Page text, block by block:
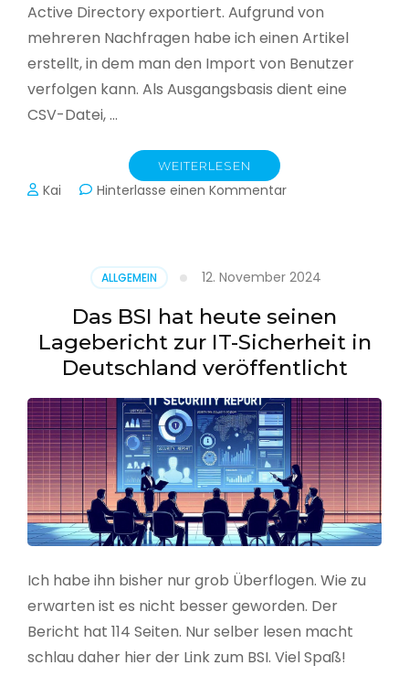
Active Directory exportiert. Aufgrund von
mehreren Nachfragen habe ich einen Artikel
erstellt, in dem man den Import von Benutzer
verfolgen kann. Als Ausgangsbasis dient eine
CSV-Datei, …
WEITERLESEN
Kai Hinterlasse einen Kommentarzu
aus
CSV
erstellen
ALLGEMEIN 12. November 2024
Das BSI hat heute seinen
Lagebericht zur IT-Sicherheit in
Deutschland veröffentlicht
Ich habe ihn bisher nur grob Überflogen. Wie zu
erwarten ist es nicht besser geworden. Der
Bericht hat 114 Seiten. Nur selber lesen macht
schlau daher hier der Link zum BSI. Viel Spaß!